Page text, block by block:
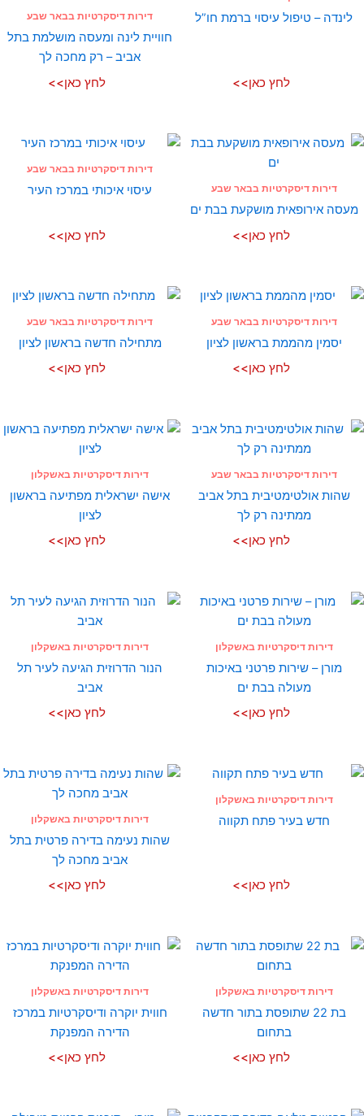
לינדה – טיפול עיסוי ברמת חו”ל
לחץ כאן>>
דירות דיסקרטיות בבאר שבע
חוויית לינה ומעסה מושלמת בתל
אביב – רק מחכה לך
לחץ כאן>>
דירות דיסקרטיות בבאר שבע
מעסה אירופאית מושקעת בבת ים
לחץ כאן>>
דירות דיסקרטיות בבאר שבע
עיסוי איכותי במרכז העיר
לחץ כאן>>
דירות דיסקרטיות בבאר שבע
יסמין מהממת בראשון לציון
לחץ כאן>>
דירות דיסקרטיות בבאר שבע
מתחילה חדשה בראשון לציון
לחץ כאן>>
דירות דיסקרטיות בבאר שבע
שהות אולטימטיבית בתל אביב
ממתינה רק לך
לחץ כאן>>
דירות דיסקרטיות באשקלון
אישה ישראלית מפתיעה בראשון
לציון
לחץ כאן>>
דירות דיסקרטיות באשקלון
מורן – שירות פרטני באיכות
מעולה בבת ים
לחץ כאן>>
דירות דיסקרטיות באשקלון
הנור הדרוזית הגיעה לעיר תל
אביב
לחץ כאן>>
דירות דיסקרטיות באשקלון
חדש בעיר פתח תקווה
לחץ כאן>>
דירות דיסקרטיות באשקלון
שהות נעימה בדירה פרטית בתל
אביב מחכה לך
לחץ כאן>>
דירות דיסקרטיות באשקלון
בת 22 שתופסת בתור חדשה
בתחום
לחץ כאן>>
דירות דיסקרטיות באשקלון
חווית יוקרה ודיסקרטיות במרכז
הדירה המפנקת
לחץ כאן>>